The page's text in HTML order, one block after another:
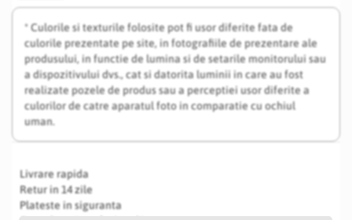
* Culorile si texturile folosite pot fi usor diferite fata de
culorile prezentate pe site, in fotografiile de prezentare ale
produsului, in functie de lumina si de setarile monitorului sau
a dispozitivului dvs., cat si datorita luminii in care au fost
realizate pozele de produs sau a perceptiei usor diferite a
culorilor de catre aparatul foto in comparatie cu ochiul
uman.
Livrare rapida
Retur in 14 zile
Plateste in siguranta